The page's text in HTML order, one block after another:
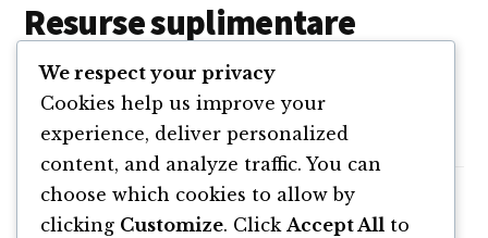
Resurse suplimentare
Website EvoACt
Website Qualians
We respect your privacy
Cookies help us improve your
experience, deliver personalized
content, and analyze traffic. You can
choose which cookies to allow by
clicking Customize. Click Accept All to